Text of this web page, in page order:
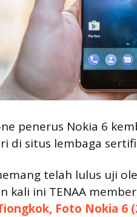
penerus Nokia 6
di situs lembaga
telah lulus uji
kali ini TENAA
Foto Nokia 6